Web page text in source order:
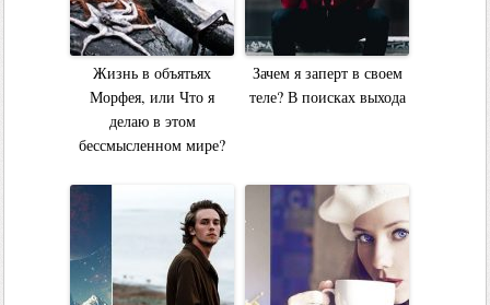
Жизнь в объятьях
Морфея, или Что я
делаю в этом
бессмысленном мире?
Зачем я заперт в своем
теле? В поисках выхода